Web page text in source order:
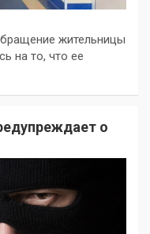
жительницы
на то, что ее
о